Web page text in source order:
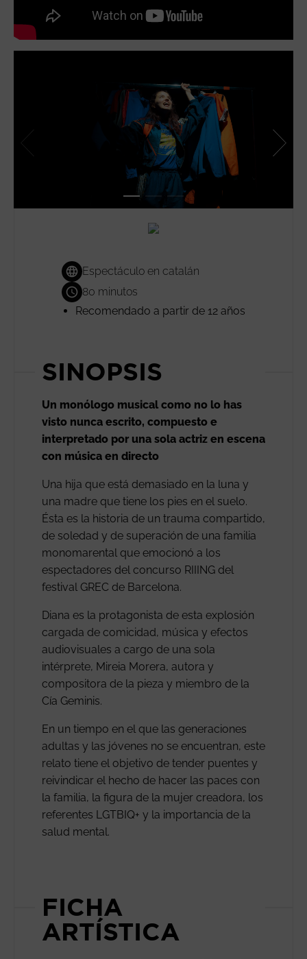
Espectáculo en catalán
80 minutos
Recomendado a partir de 12 años
SINOPSIS
Un monólogo musical como no lo has
visto nunca escrito, compuesto e
interpretado por una sola actriz en escena
con música en directo
Una hija que está demasiado en la luna y
una madre que tiene los pies en el suelo.
Ésta es la historia de un trauma compartido,
de soledad y de superación de una familia
monomarental que emocionó a los
espectadores del concurso RIIING del
festival GREC de Barcelona.
Diana es la protagonista de esta explosión
cargada de comicidad, música y efectos
audiovisuales a cargo de una sola
intérprete, Mireia Morera, autora y
compositora de la pieza y miembro de la
Cía Geminis.
En un tiempo en el que las generaciones
adultas y las jóvenes no se encuentran, este
relato tiene el objetivo de tender puentes y
reivindicar el hecho de hacer las paces con
la familia, la figura de la mujer creadora, los
referentes LGTBIQ+ y la importancia de la
salud mental.
FICHA
ARTÍSTICA